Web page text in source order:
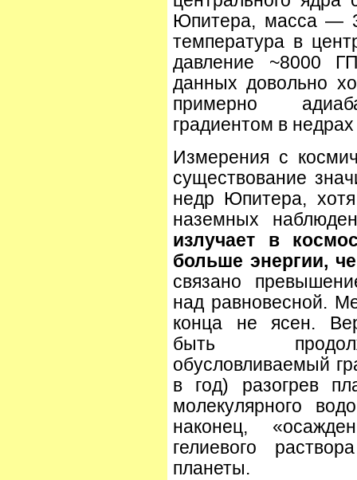
Юпитера, масса —
температурa в
давление ~8000
данных довольно
примерно
градиентом в
Измерения с
существование
недр Юпитера,
наземных
излучает в
больше энергии,
связано
над равновесной.
конца не ясен.
быть
обусловливаемый
в год) разогрев
молекулярного
наконец,
гелиевого
планеты.